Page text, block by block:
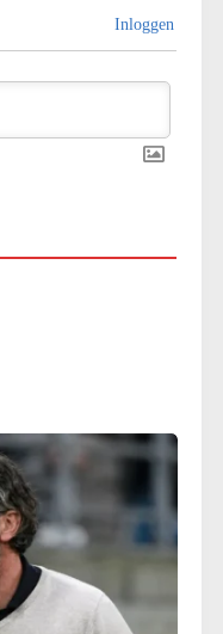
Inloggen